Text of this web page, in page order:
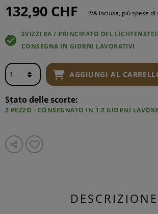
132,90 CHF IVA inclusa, più spese di
SVIZZERA / PRINCIPATO DEL
CONSEGNA IN GIORNI LAVORATIVI
AGGIUNGI AL
Stato delle scorte:
2 PEZZO - CONSEGNATO IN 1-2 GIORNI
DESCRIZIONE